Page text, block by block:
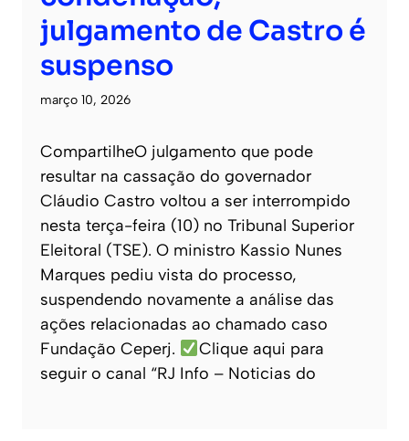
julgamento de Castro é
suspenso
março 10, 2026
CompartilheO julgamento que pode
resultar na cassação do governador
Cláudio Castro voltou a ser interrompido
nesta terça-feira (10) no Tribunal Superior
Eleitoral (TSE). O ministro Kassio Nunes
Marques pediu vista do processo,
suspendendo novamente a análise das
ações relacionadas ao chamado caso
Fundação Ceperj.
Clique aqui para
seguir o canal “RJ Info – Noticias do